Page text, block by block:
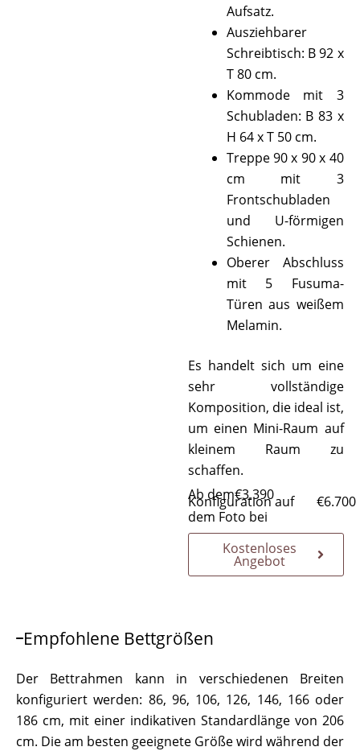
Aufsatz.
Ausziehbarer
Schreibtisch: B 92 x
T 80 cm.
Kommode mit 3
Schubladen: B 83 x
H 64 x T 50 cm.
Treppe 90 x 90 x 40
cm mit 3
Frontschubladen
und U-förmigen
Schienen.
Oberer Abschluss
mit 5 Fusuma-
Türen aus weißem
Melamin.
Es handelt sich um eine
sehr vollständige
Komposition, die ideal ist,
um einen Mini-Raum auf
kleinem Raum zu
schaffen.
Ab dem€3.390
Konfiguration auf
dem Foto bei
€6.700
Kostenloses
Angebot
Empfohlene Bettgrößen
Der Bettrahmen kann in verschiedenen Breiten
konfiguriert werden: 86, 96, 106, 126, 146, 166 oder
186 cm, mit einer indikativen Standardlänge von 206
cm. Die am besten geeignete Größe wird während der